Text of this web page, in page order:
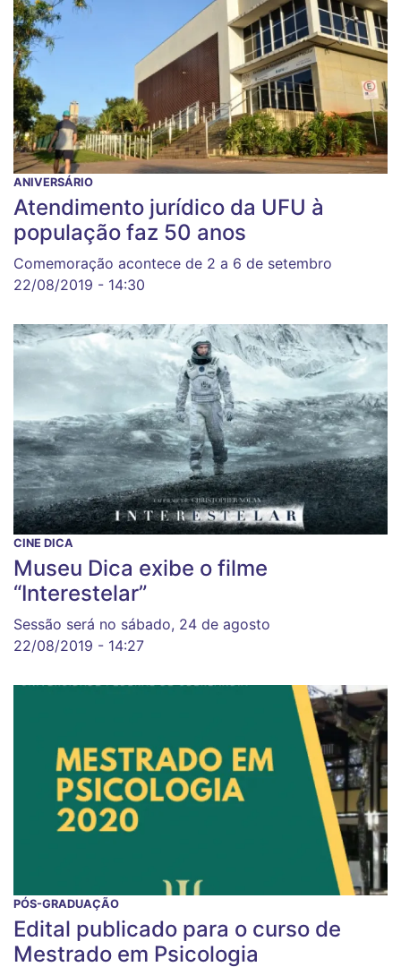
ANIVERSÁRIO
Atendimento jurídico da UFU à
população faz 50 anos
Comemoração acontece de 2 a 6 de setembro
22/08/2019 - 14:30
CINE DICA
Museu Dica exibe o filme
“Interestelar”
Sessão será no sábado, 24 de agosto
22/08/2019 - 14:27
PÓS-GRADUAÇÃO
Edital publicado para o curso de
Mestrado em Psicologia